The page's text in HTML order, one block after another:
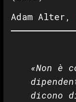
Adam Alter,
«Non è
dicono